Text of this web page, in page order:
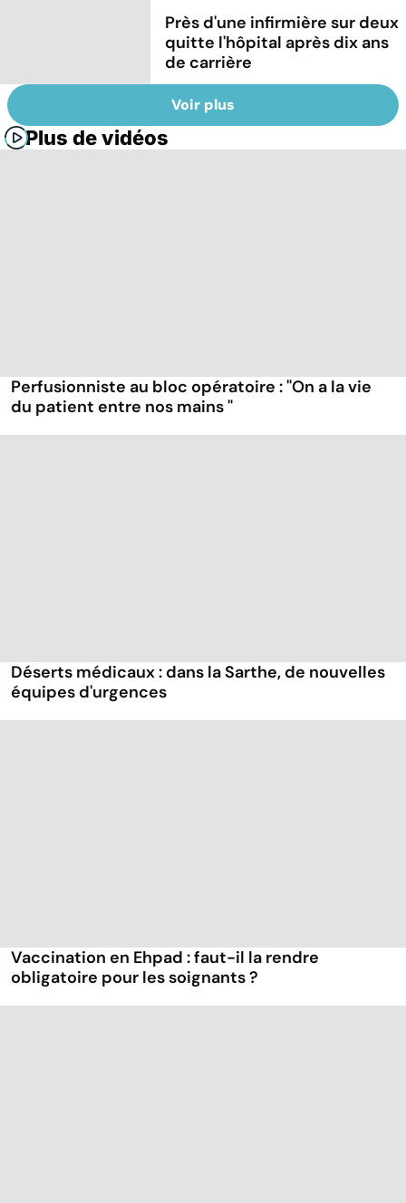
Près d'une infirmière sur deux
quitte l'hôpital après dix ans
de carrière
Voir plus
Plus de vidéos
Perfusionniste au bloc opératoire : "On a la vie
du patient entre nos mains "
Déserts médicaux : dans la Sarthe, de nouvelles
équipes d'urgences
Vaccination en Ehpad : faut-il la rendre
obligatoire pour les soignants ?